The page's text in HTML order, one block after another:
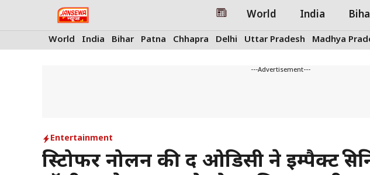
World India
World India Bihar Patna Chhapra Delhi Uttar Pradesh Madhya
---Advertisement---
Entertainment
क्रिस्टोफर नोलन की द ओडिसी ने इम्पैक्ट